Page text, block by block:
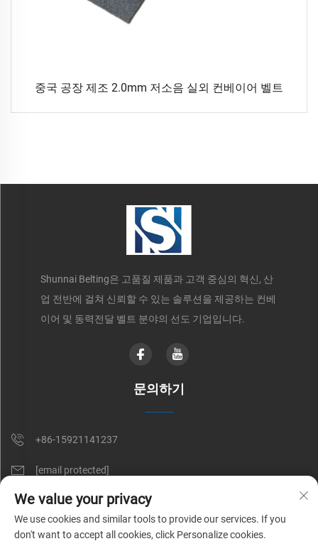
중국 공장 제조 2.0mm 저소음 실외 컨베이어 벨트
Shunnai Belting은 고품질 제품과 고객 중심의 혁신, 산
업 전반에 걸쳐 신뢰할 수 있는 솔루션을 제공하는 컨베
이어 및 동력전달 벨트 분야의 선도 기업입니다.
문의하기
+86-15921141237
[email protected]
RM 602, NO. 1509, CAOAN ROAD, SHANGHAI, CHINA
We value your privacy
We use cookies and similar tools to provide our services. If you
don't want to accept all cookies, click Personalize cookies.